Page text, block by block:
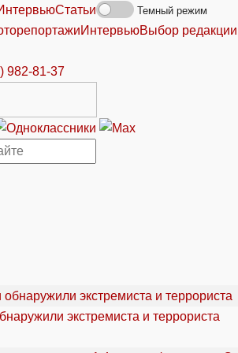
Статьи Темный режим
ИнтервьюВыбор редакции
982-81-37
экстремиста и террориста